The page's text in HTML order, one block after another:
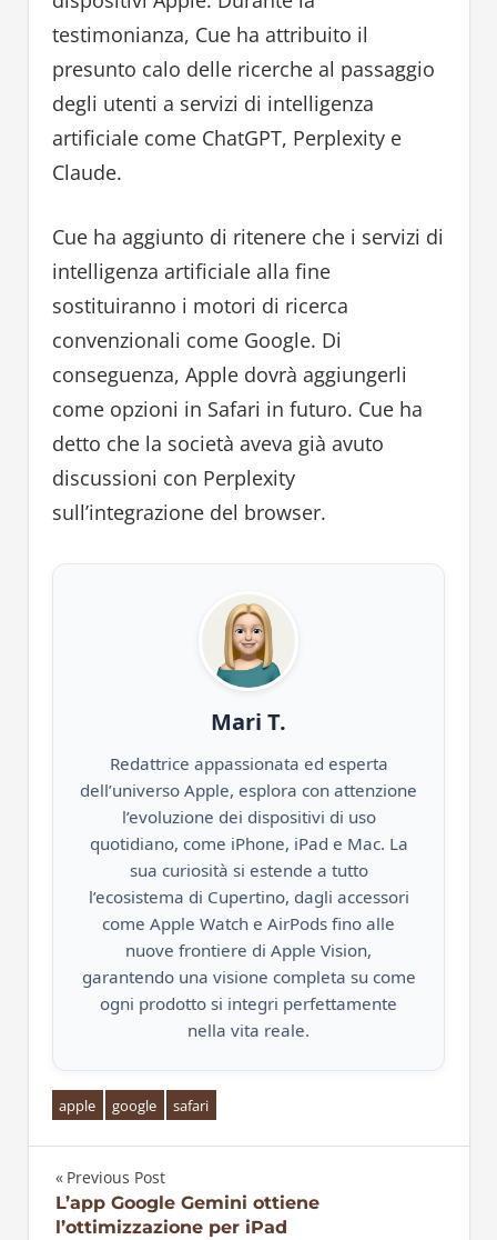
testimonianza, Cue ha attribuito il
presunto calo delle ricerche al passaggio
degli utenti a servizi di intelligenza
artificiale come ChatGPT, Perplexity e
Claude.
Cue ha aggiunto di ritenere che i servizi di
intelligenza artificiale alla fine
sostituiranno i motori di ricerca
convenzionali come Google. Di
conseguenza, Apple dovrà aggiungerli
come opzioni in Safari in futuro. Cue ha
detto che la società aveva già avuto
discussioni con Perplexity
sull’integrazione del browser.
Mari T.
Redattrice appassionata ed esperta
dell’universo Apple, esplora con attenzione
l’evoluzione dei dispositivi di uso
quotidiano, come iPhone, iPad e Mac. La
sua curiosità si estende a tutto
l’ecosistema di Cupertino, dagli accessori
come Apple Watch e AirPods fino alle
nuove frontiere di Apple Vision,
garantendo una visione completa su come
ogni prodotto si integri perfettamente
nella vita reale.
apple google safari
Navigazione
Previous Post
L’app Google Gemini ottiene
l’ottimizzazione per iPad